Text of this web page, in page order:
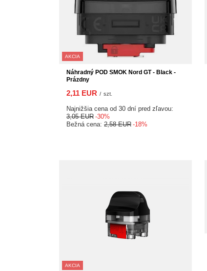
AKCIA
Náhradný POD SMOK Nord GT - Black -
Prázdny
2,11 EUR / szt.
Najnižšia cena od 30 dní pred zľavou:
3,05 EUR -30%
Bežná cena: 2,58 EUR -18%
AKCIA